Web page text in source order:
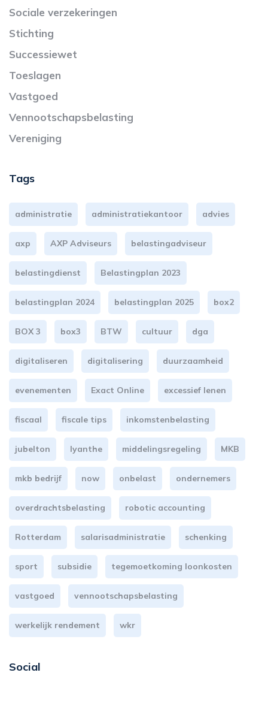
Sociale verzekeringen
Stichting
Successiewet
Toeslagen
Vastgoed
Vennootschapsbelasting
Vereniging
Tags
administratie administratiekantoor advies
axp AXP Adviseurs belastingadviseur
belastingdienst Belastingplan 2023
belastingplan 2024 belastingplan 2025 box2
BOX 3 box3 BTW cultuur dga
digitaliseren digitalisering duurzaamheid
evenementen Exact Online excessief lenen
fiscaal fiscale tips inkomstenbelasting
jubelton lyanthe middelingsregeling MKB
mkb bedrijf now onbelast ondernemers
overdrachtsbelasting robotic accounting
Rotterdam salarisadministratie schenking
sport subsidie tegemoetkoming loonkosten
vastgoed vennootschapsbelasting
werkelijk rendement wkr
Social